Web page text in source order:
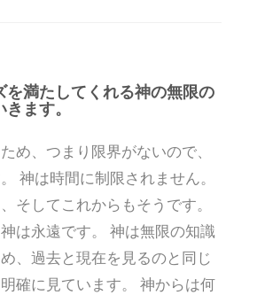
を満たしてくれる神の無限の
ます。
め、つまり限界がないので、
神は時間に制限されません。
そしてこれからもそうです。
は永遠です。 神は無限の知識
、過去と現在を見るのと同じ
確に見ています。 神からは何